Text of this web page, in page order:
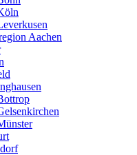
Aachen